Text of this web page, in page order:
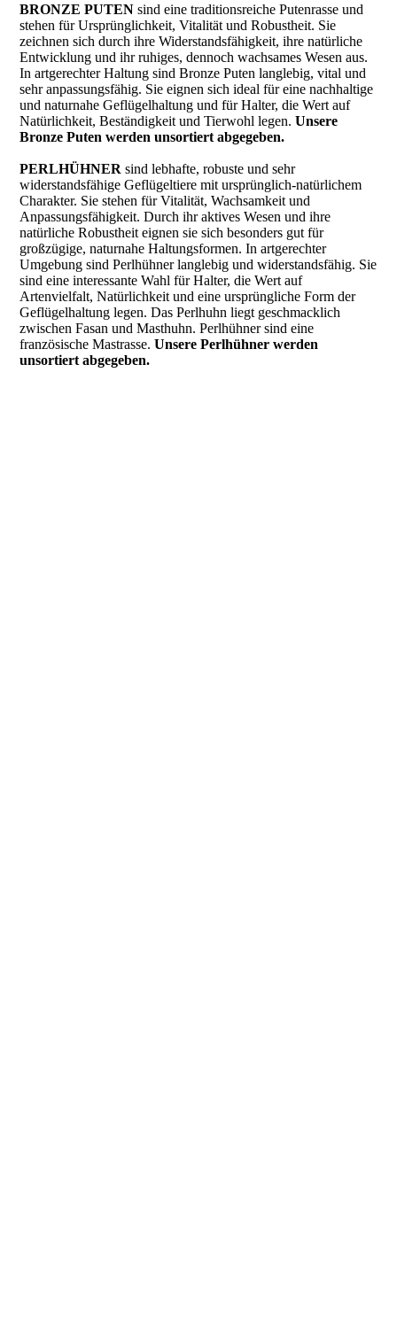
BRONZE PUTENsind eine traditionsreiche Putenrasse und
stehen für Ursprünglichkeit, Vitalität und Robustheit. Sie
zeichnen sich durch ihre Widerstandsfähigkeit, ihre natürliche
Entwicklung und ihr ruhiges, dennoch wachsames Wesen aus.
In artgerechter Haltung sind Bronze Puten langlebig, vital und
sehr anpassungsfähig. Sie eignen sich ideal für eine nachhaltige
und naturnahe Geflügelhaltung und für Halter, die Wert auf
Natürlichkeit, Beständigkeit und Tierwohl legen.Unsere
Bronze Puten werden unsortiert abgegeben.
PERLHÜHNER sind lebhafte, robuste und sehr
widerstandsfähige Geflügeltiere mit ursprünglich-natürlichem
Charakter. Sie stehen für Vitalität, Wachsamkeit und
Anpassungsfähigkeit. Durch ihr aktives Wesen und ihre
natürliche Robustheit eignen sie sich besonders gut für
großzügige, naturnahe Haltungsformen. In artgerechter
Umgebung sind Perlhühner langlebig und widerstandsfähig. Sie
sind eine interessante Wahl für Halter, die Wert auf
Artenvielfalt, Natürlichkeit und eine ursprüngliche Form der
Geflügelhaltung legen. Das Perlhuhn liegt geschmacklich
zwischen Fasan und Masthuhn. Perlhühner sind eine
französische Mastrasse.Unsere Perlhühner werden
unsortiert abgegeben.